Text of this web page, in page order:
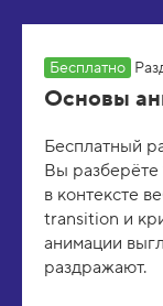
Бесплатно
Основы
Бесплатный
Вы
в контексте
transition и
анимации
раздражают.